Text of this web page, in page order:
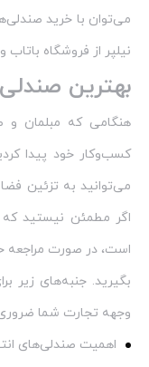
می‌توان با خرید
نیلپر از فروشگاه باتاب
بهترین
هنگامی که مبلمان و
کسب‌وکار خود پیدا
می‌توانید به تزئین
اگر مطمئن نیستید
است، در صورت مراجعه
بگیرید. جنبه‌های زیر
وجهه تجارت شما
اهمیت صندلی‌های